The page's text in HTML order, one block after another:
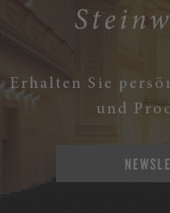
Erhalten Sie
und